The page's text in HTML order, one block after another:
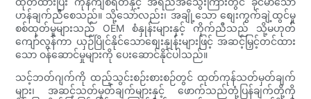
ဟန်ချက်ညီစေသည်။ သို့သော်လည်း၊ အချို့သော စျေးကွက်ချဲ့ထွင်မှု
စစ်ထုတ်မှုများသည် OEM စံနှုန်းများနှင့် ကိုက်ညီသည် သို့မဟုတ်
ကျော်လွန်ကာ ယှဉ်ပြိုင်နိုင်သောစျေးနှုန်းများဖြင့် အဆင့်မြှင့်တင်ထား
သော ဝန်ဆောင်မှုများကို ပေးဆောင်နိုင်ပါသည်။
သင့်ဘတ်ဂျက်ကို ထည့်သွင်းစဉ်းစားစဉ်တွင် ထုတ်ကုန်သတ်မှတ်ချက်
များ၊ အဆင့်သတ်မှတ်ချက်များနှင့် ဖောက်သည်တုံ့ပြန်ချက်တို့ကို